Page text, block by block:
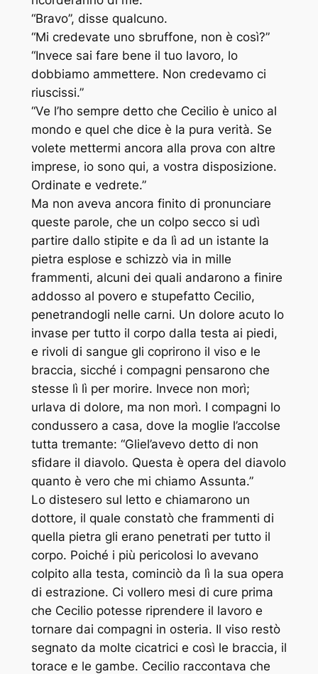
“Bravo”, disse qualcuno.
“Mi credevate uno sbruffone, non è così?”
“Invece sai fare bene il tuo lavoro, lo
dobbiamo ammettere. Non credevamo ci
riuscissi.”
“Ve l’ho sempre detto che Cecilio è unico al
mondo e quel che dice è la pura verità. Se
volete mettermi ancora alla prova con altre
imprese, io sono qui, a vostra disposizione.
Ordinate e vedrete.”
Ma non aveva ancora finito di pronunciare
queste parole, che un colpo secco si udì
partire dallo stipite e da lì ad un istante la
pietra esplose e schizzò via in mille
frammenti, alcuni dei quali andarono a finire
addosso al povero e stupefatto Cecilio,
penetrandogli nelle carni. Un dolore acuto lo
invase per tutto il corpo dalla testa ai piedi,
e rivoli di sangue gli coprirono il viso e le
braccia, sicché i compagni pensarono che
stesse lì lì per morire. Invece non morì;
urlava di dolore, ma non morì. I compagni lo
condussero a casa, dove la moglie l’accolse
tutta tremante: “Gliel’avevo detto di non
sfidare il diavolo. Questa è opera del diavolo
quanto è vero che mi chiamo Assunta.”
Lo distesero sul letto e chiamarono un
dottore, il quale constatò che frammenti di
quella pietra gli erano penetrati per tutto il
corpo. Poiché i più pericolosi lo avevano
colpito alla testa, cominciò da lì la sua opera
di estrazione. Ci vollero mesi di cure prima
che Cecilio potesse riprendere il lavoro e
tornare dai compagni in osteria. Il viso restò
segnato da molte cicatrici e così le braccia, il
torace e le gambe. Cecilio raccontava che